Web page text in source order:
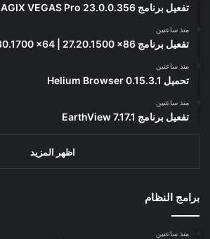
تفعيل برنامج MAGIX VEGAS Pro 23.0.0.356
منذ ساعتين
تفعيل برنامج XYplorer 28.30.1700 x64 | 27.20.1500 x86
منذ ساعتين
تحميل Helium Browser 0.15.3.1
منذ ساعتين
تفعيل برنامج EarthView 7.17.1
اظهر المزيد
برامج النظام
منذ ساعتين